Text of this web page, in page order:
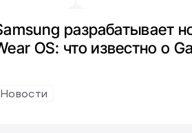
разрабатывает
OS: что известно о
Новости